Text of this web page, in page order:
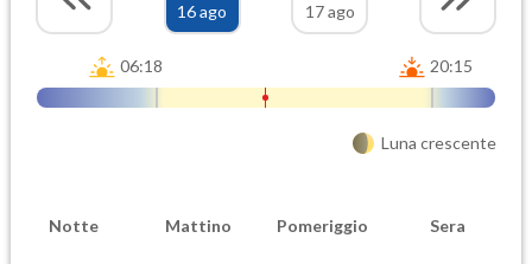
16 ago
17 ago
06:18 20:15
Luna crescente
Notte Mattino Pomeriggio Sera